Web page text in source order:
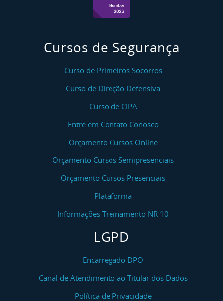
Cursos de Segurança
Curso de Primeiros Socorros
Curso de Direção Defensiva
Curso de CIPA
Entre em Contato Conosco
Orçamento Cursos Online
Orçamento Cursos Semipresenciais
Orçamento Cursos Presenciais
Plataforma
Informações Treinamento NR 10
LGPD
Encarregado DPO
Canal de Atendimento ao Titular dos Dados
Política de Privacidade